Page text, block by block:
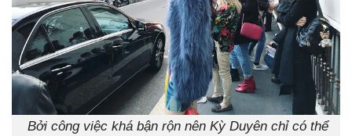
Bởi công việc khá bận rộn nên Kỳ Duyên chỉ có thể